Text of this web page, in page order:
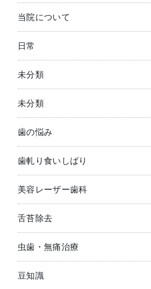
当院について
日常
未分類
未分類
歯の悩み
歯軋り食いしばり
美容レーザー歯科
舌苔除去
虫歯・無痛治療
豆知識